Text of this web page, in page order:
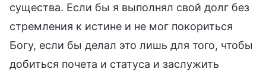
существа. Если бы я выполнял свой долг без
стремления к истине и не мог покориться
Богу, если бы делал это лишь для того, чтобы
добиться почета и статуса и заслужить